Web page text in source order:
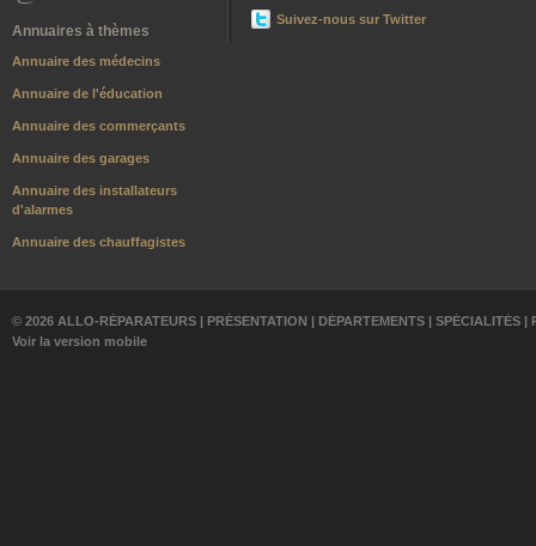
Annuaires à thèmes
Annuaire des médecins
Annuaire de l'éducation
Annuaire des commerçants
Annuaire des garages
Annuaire des installateurs
d'alarmes
Annuaire des chauffagistes
Suivez-nous sur Twitter
© 2026 ALLO-RÉPARATEURS | PRÉSENTATION DÉPARTEMENTS SPÉCIALITÉS
Voir la version mobile